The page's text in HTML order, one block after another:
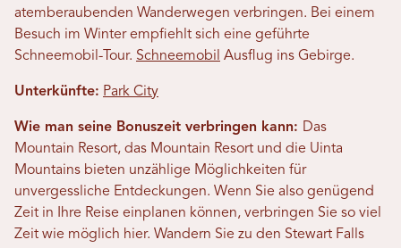
atemberaubenden Wanderwegen verbringen. Bei einem
Besuch im Winter empfiehlt sich eine geführte
Schneemobil-Tour. Schneemobil Ausflug ins Gebirge.
Unterkünfte: Park City
Wie man seine Bonuszeit verbringen kann: Das
Mountain Resort, das Mountain Resort und die Uinta
Mountains bieten unzählige Möglichkeiten für
unvergessliche Entdeckungen. Wenn Sie also genügend
Zeit in Ihre Reise einplanen können, verbringen Sie so viel
Zeit wie möglich hier. Wandern Sie zu den Stewart Falls